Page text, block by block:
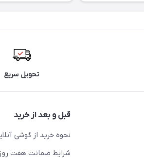
تحویل سریع
قبل و بعد از خرید
نحوه خرید از گوشی
شرایط ضمانت هفت